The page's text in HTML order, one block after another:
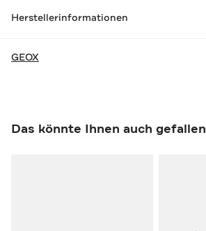
Herstellerinformationen
GEOX
Das könnte Ihnen auch gefallen